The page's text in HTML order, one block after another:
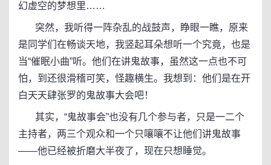
幻虚空的梦想里……
突然，我听得一阵杂乱的战鼓声，睁眼一瞧，原来
是同学们在畅谈天地，我竖起耳朵想听一个究竟，也是
当“催眠小曲”听。他们在讲鬼故事，虽然这一点也不可
怕，到还很滑稽可笑，怪趣横生。我想到：他们是在开
白天天肆张罗的鬼故事大会吧！
其实，“鬼故事会”也没有几个参与者，只是一二个
主持者，两三个观众和一个只嚷嚷不让他们讲鬼故事
——他已经被折磨大半夜了，现在只想睡觉。